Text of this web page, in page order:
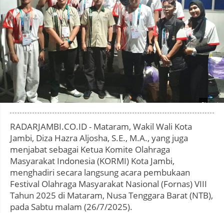
Photo by
RADARJAMBI.CO.ID - Mataram, Wakil Wali Kota
Jambi, Diza Hazra Aljosha, S.E., M.A., yang juga
menjabat sebagai Ketua Komite Olahraga
Masyarakat Indonesia (KORMI) Kota Jambi,
menghadiri secara langsung acara pembukaan
Festival Olahraga Masyarakat Nasional (Fornas) VIII
Tahun 2025 di Mataram, Nusa Tenggara Barat (NTB),
pada Sabtu malam (26/7/2025).